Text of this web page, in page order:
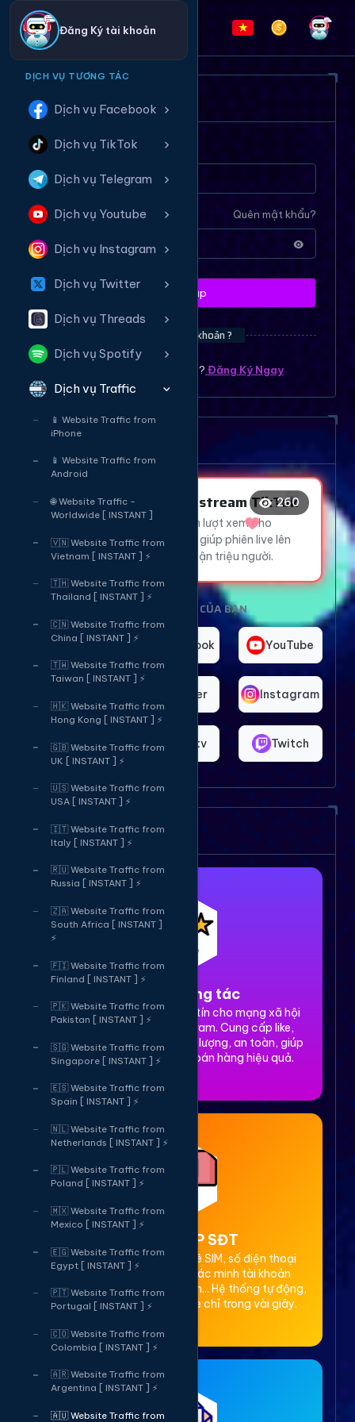
Đăng Ký tài khoản
DỊCH VỤ TƯƠNG TÁC
Dịch vụ Facebook
Dịch vụ TikTok
Dịch vụ Telegram
Dịch vụ Youtube
Dịch vụ Instagram
Dịch vụ Twitter
Dịch vụ Threads
Dịch vụ Spotify
Dịch vụ Traffic
📱 Website Traffic from
iPhone
📱 Website Traffic from
Android
🌐 Website Traffic -
Worldwide [ INSTANT ]
🇻🇳 Website Traffic from
Vietnam [ INSTANT ] ⚡
🇹🇭 Website Traffic from
Thailand [ INSTANT ] ⚡
🇨🇳 Website Traffic from
China [ INSTANT ] ⚡
🇹🇼 Website Traffic from
Taiwan [ INSTANT ] ⚡
🇭🇰 Website Traffic from
Hong Kong [ INSTANT ] ⚡
🇬🇧 Website Traffic from
UK [ INSTANT ] ⚡
🇺🇸 Website Traffic from
USA [ INSTANT ] ⚡
🇮🇹 Website Traffic from
Italy [ INSTANT ] ⚡
🇷🇺 Website Traffic from
Russia [ INSTANT ] ⚡
🇿🇦 Website Traffic from
South Africa [ INSTANT ]
⚡
🇫🇮 Website Traffic from
Finland [ INSTANT ] ⚡
🇵🇰 Website Traffic from
Pakistan [ INSTANT ] ⚡
🇸🇬 Website Traffic from
Singapore [ INSTANT ] ⚡
🇪🇸 Website Traffic from
Spain [ INSTANT ] ⚡
🇳🇱 Website Traffic from
Netherlands [ INSTANT ] ⚡
🇵🇱 Website Traffic from
Poland [ INSTANT ] ⚡
🇲🇽 Website Traffic from
Mexico [ INSTANT ] ⚡
🇪🇬 Website Traffic from
Egypt [ INSTANT ] ⚡
🇵🇹 Website Traffic from
Portugal [ INSTANT ] ⚡
🇨🇴 Website Traffic from
Colombia [ INSTANT ] ⚡
🇦🇷 Website Traffic from
Argentina [ INSTANT ] ⚡
🇦🇺 Website Traffic from
ĐĂNG NHẬP HỆ THỐNG
Tên tài khoản
Quên mật khẩu?
Mật khẩu
Đăng nhập
Bạn chưa có tài khoản ?
Bạn chưa có tài khoản ? ? Đăng Ký Ngay
Dịch vụ tăng mắt Livetream
Tăng Mắt Livestream TikTok
Thu hút hàng ngàn lượt xem cho
livestream TikTok, giúp phiên live lên
xu hướng và tiếp cận triệu người.
260
😍❤️
👍
CHỌN NỀN TẢNG CỦA BẠN
TikTok Facebook YouTube
Twitter Instagram
Shopee Bigo.tv Twitch
Dịch vụ của chúng tôi
1. Tăng tương tác
Dịch vụ tăng tương tác uy tín cho mạng xã hội
Facebook, TikTok, Instagram. Cung cấp like,
share, comment, view chất lượng, an toàn, giúp
xây dựng thương hiệu và bán hàng hiệu quả.
2. Thuê OTP SĐT
Cung cấp dịch vụ cho thuê SIM, số điện thoại
(SĐT) để nhận mã OTP xác minh tài khoản
Facebook, Google, Telegram... Hệ thống tự động,
bảo mật, giá rẻ, nhận code chỉ trong vài giây.